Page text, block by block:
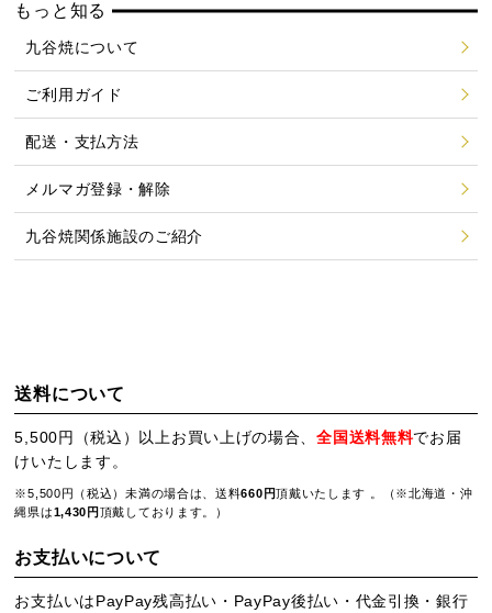
もっと知る
九谷焼について
ご利用ガイド
配送・支払方法
メルマガ登録・解除
九谷焼関係施設のご紹介
送料について
5,500円（税込）以上お買い上げの場合、全国送料無料でお届
けいたします。
※5,500円（税込）未満の場合は、送料660円頂戴いたします 。（※北海道・沖
縄県は1,430円 頂戴しております。）
お支払いについて
お支払いはPayPay残高払い・PayPay後払い・代金引換・銀行